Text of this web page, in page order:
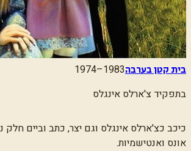
בית קטן בערבה1974–1983
בתפקיד צ'ארלס אינגלס
כיכב כצ'ארלס אינגלס וגם יצר, כתב וביים
אונס ואנטישמיות.